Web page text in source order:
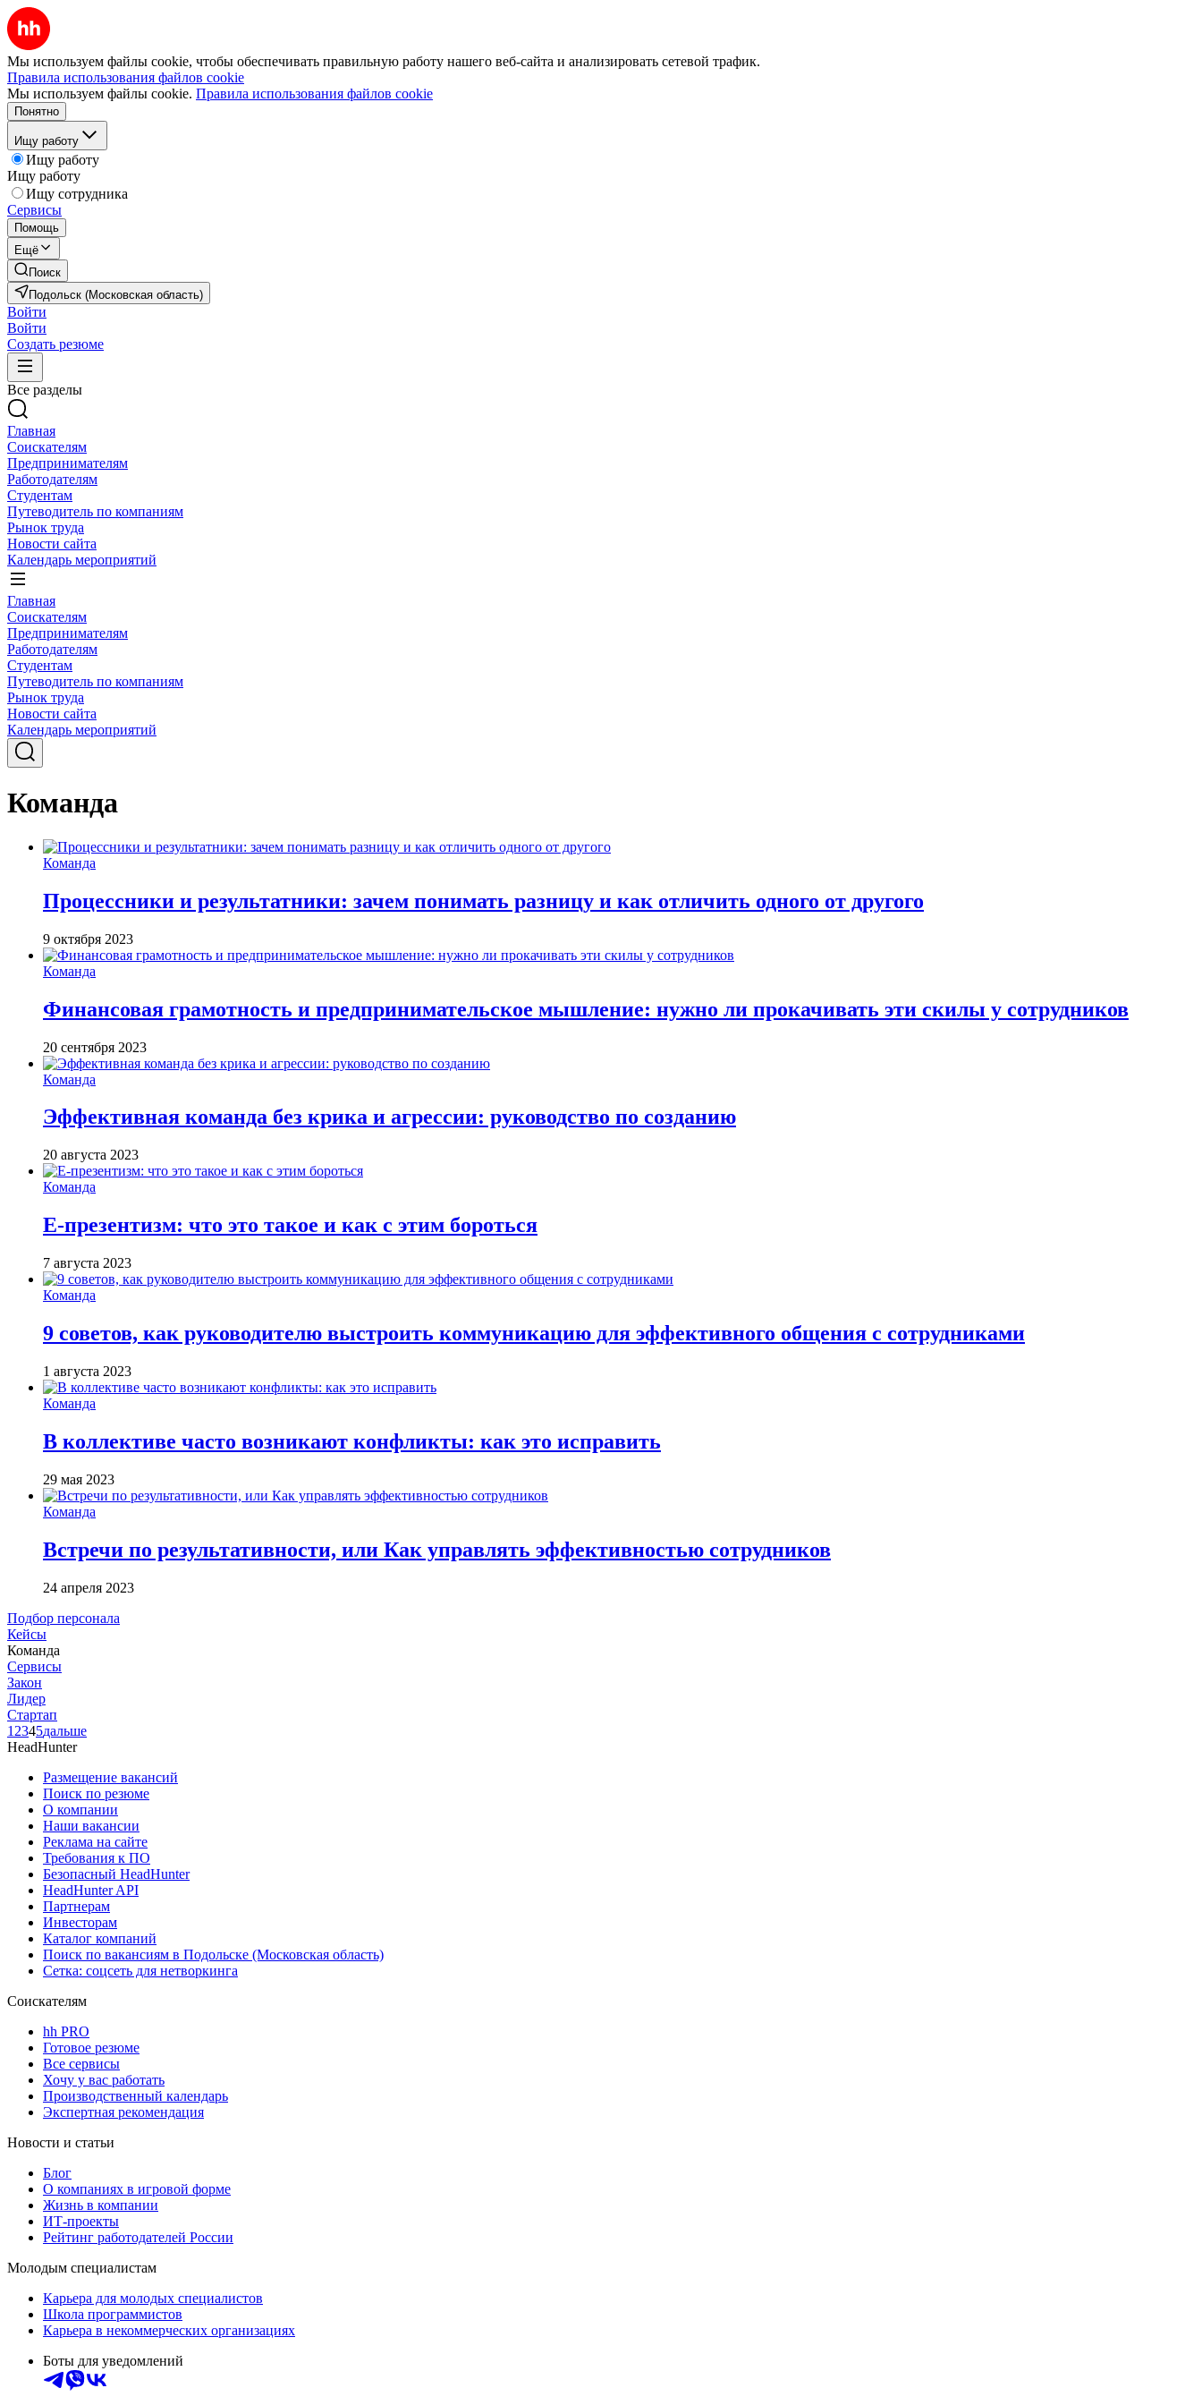
Мы используем файлы cookie, чтобы обеспечивать правильную работу нашего веб-сайта и анализировать сетевой трафик.
Правила использования файлов cookie
Мы используем файлы cookie. Правила использования файлов cookie
Понятно
Ищу работу
Ищу работу
Ищу работу
Ищу сотрудника
Сервисы
Помощь
Ещё
Поиск
Подольск (Московская область)
Войти
Войти
Создать резюме
Все разделы
Главная
Соискателям
Предпринимателям
Работодателям
Студентам
Путеводитель по компаниям
Рынок труда
Новости сайта
Календарь мероприятий
Главная
Соискателям
Предпринимателям
Работодателям
Студентам
Путеводитель по компаниям
Рынок труда
Новости сайта
Календарь мероприятий
Команда
Команда
Процессники и результатники: зачем понимать разницу и как отличить одного от другого
9 октября 2023
Команда
Финансовая грамотность и предпринимательское мышление: нужно ли прокачивать эти скилы у сотрудников
20 сентября 2023
Команда
Эффективная команда без крика и агрессии: руководство по созданию
20 августа 2023
Команда
Е-презентизм: что это такое и как с этим бороться
7 августа 2023
Команда
9 советов, как руководителю выстроить коммуникацию для эффективного общения с сотрудниками
1 августа 2023
Команда
В коллективе часто возникают конфликты: как это исправить
29 мая 2023
Команда
Встречи по результативности, или Как управлять эффективностью сотрудников
24 апреля 2023
Подбор персонала
Кейсы
Команда
Сервисы
Закон
Лидер
Стартап
1 2345дальше
HeadHunter
Размещение вакансий
Поиск по резюме
О компании
Наши вакансии
Реклама на сайте
Требования к ПО
Безопасный HeadHunter
HeadHunter API
Партнерам
Инвесторам
Каталог компаний
Поиск по вакансиям в Подольске (Московская область)
Сетка: соцсеть для нетворкинга
Соискателям
hh PRO
Готовое резюме
Все сервисы
Хочу у вас работать
Производственный календарь
Экспертная рекомендация
Новости и статьи
Блог
О компаниях в игровой форме
Жизнь в компании
ИТ-проекты
Рейтинг работодателей России
Молодым специалистам
Карьера для молодых специалистов
Школа программистов
Карьера в некоммерческих организациях
Боты для уведомлений